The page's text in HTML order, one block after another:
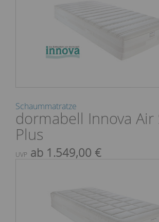
Schaummatratze
dormabell Innova Air
Plus
UVP ab 1.549,00 €